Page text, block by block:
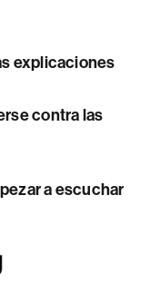
explicaciones
contra las
a escuchar